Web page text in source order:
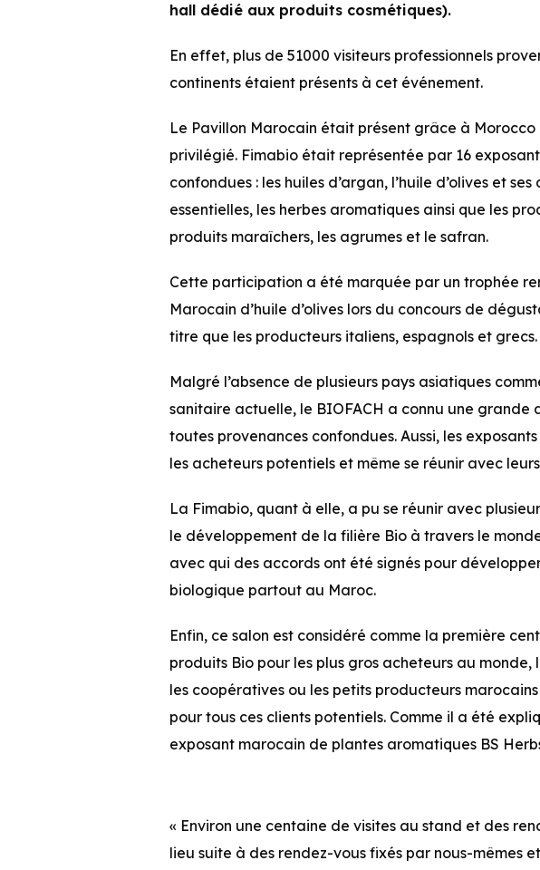
hall dédié aux produits cosmétiques).
En effet, plus de 51000 visiteurs professionnels
continents étaient présents à cet événement.
Le Pavillon Marocain était présent grâce à Morocco
privilégié. Fimabio était représentée par 16
confondues : les huiles d’argan, l’huile d’olives et
essentielles, les herbes aromatiques ainsi que les
produits maraîchers, les agrumes et le safran.
Cette participation a été marquée par un trophée
Marocain d’huile d’olives lors du concours de
titre que les producteurs italiens, espagnols et grecs.
Malgré l’absence de plusieurs pays asiatiques
sanitaire actuelle, le BIOFACH a connu une grande
toutes provenances confondues. Aussi, les
les acheteurs potentiels et même se réunir avec
La Fimabio, quant à elle, a pu se réunir avec
le développement de la filière Bio à travers le
avec qui des accords ont été signés pour
biologique partout au Maroc.
Enfin, ce salon est considéré comme la première
produits Bio pour les plus gros acheteurs au monde,
les coopératives ou les petits producteurs
pour tous ces clients potentiels. Comme il a été
exposant marocain de plantes aromatiques BS
« Environ une centaine de visites au stand et des
lieu suite à des rendez-vous fixés par nous-mêmes